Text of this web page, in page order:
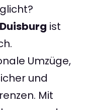
ist
Umzüge,
und
Mit